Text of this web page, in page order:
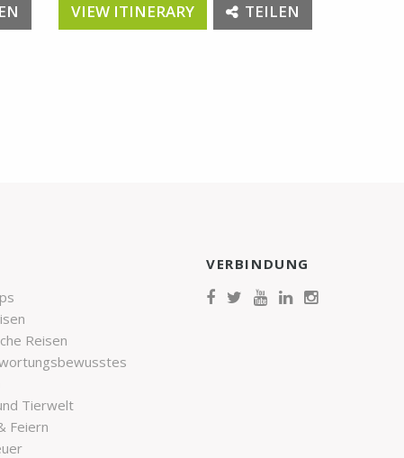
VIEW ITINERARY TEILEN
Reisen
Tierwelt
Feiern
VERBINDUNG